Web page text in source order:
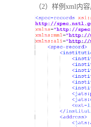
（2）样例xml内